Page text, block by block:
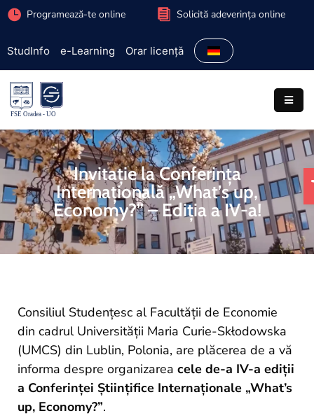
Programează-te online Solicită adeverința online
StudInfo e-Learning Orar licență
Einschreibungen
Studenten
Forschung
International
Außerschulische
und
Projekte
Invitație la Conferința
Internațională „What’s up,
Economy?” – Ediția a IV-a!
Consiliul Studențesc al Facultății de Economie
din cadrul Universității Maria Curie-Skłodowska
(UMCS) din Lublin, Polonia, are plăcerea de a vă
informa despre organizarea cele de-a IV-a ediții
a Conferinței Științifice Internaționale „What’s
up, Economy?”.